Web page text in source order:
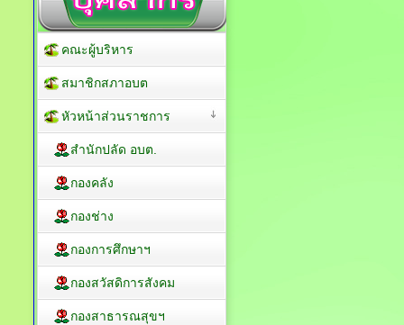
คณะผู้บริหาร
สมาชิกสภาอบต
หัวหน้าส่วนราชการ
สำนักปลัด อบต.
กองคลัง
กองช่าง
กองการศึกษาฯ
กองสวัสดิการสังคม
กองสาธารณสุขฯ